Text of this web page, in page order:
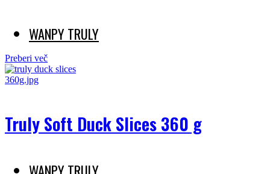
WANPY TRULY
Preberi več
Truly Soft Duck Slices 360 g